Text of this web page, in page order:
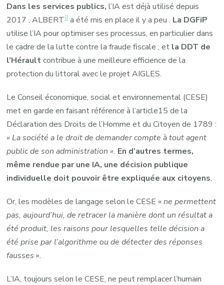
Dans les services publics, l’IA est déjà utilisé depuis
2017 , ALBERT8a été mis en place il y a peu . La DGFiP
utilise l’IA pour optimiser ses processus, en particulier dans
le cadre de la lutte contre la fraude fiscale ; et la DDT de
l’Héraultcontribue à une meilleure efficience de la
protection du littoral avec le projet AIGLES.
Le Conseil économique, social et environnemental (CESE)
met en garde en faisant référence à l’article15 de la
Déclaration des Droits de l’Homme et du Citoyen de 1789 :
« La société a le droit de demander compte à tout agent
public de son administration ». En d’autres termes,
même rendue par une IA, une décision publique
individuelle doit pouvoir être expliquée aux citoyens.
Or, les modèles de langage selon le CESE «ne permettent
pas, aujourd’hui, de retracer la manière dont un résultat a
été produit, les raisons pour lesquelles telle décision a
été prise par l’algorithme ou de détecter des réponses
fausses ».
L’IA, toujours selon le CESE, ne peut remplacer l’humain